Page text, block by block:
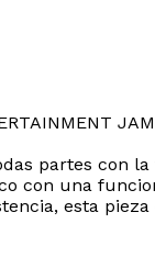
partes con
con una
esta